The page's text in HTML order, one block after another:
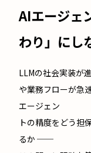
AIエージェ
わり」にし
LLMの社会実装が
や業務フローが急
エージェン
トの精度をどう担
るか ──